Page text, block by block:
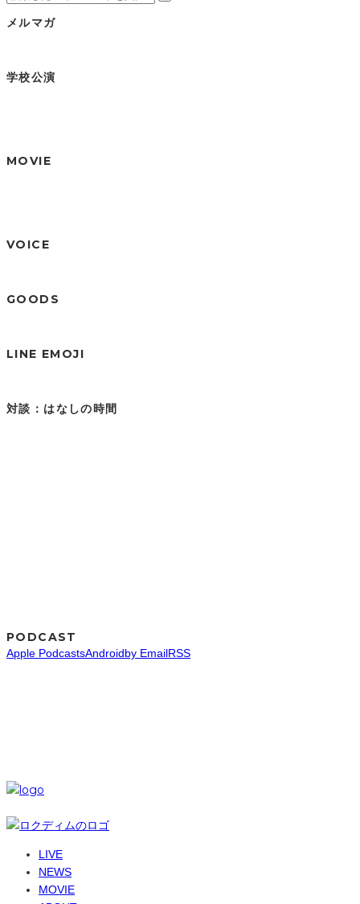
メルマガ
学校公演
MOVIE
VOICE
GOODS
LINE EMOJI
対談：はなしの時間
PODCAST
Apple PodcastsAndroidby EmailRSS
LIVE
NEWS
MOVIE